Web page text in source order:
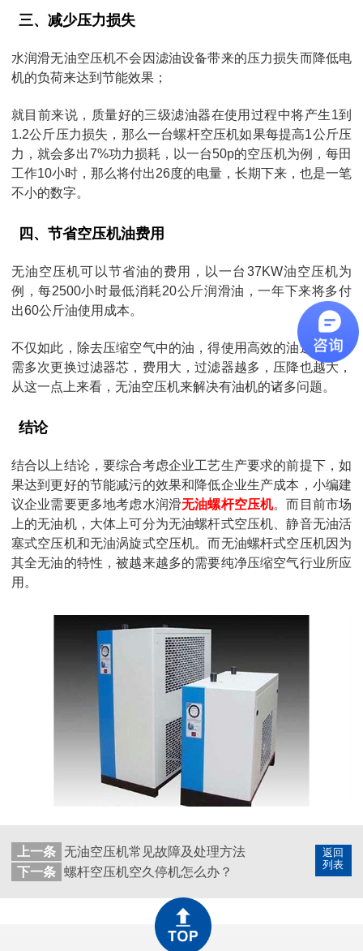
三、减少压力损失
水润滑无油空压机不会因滤油设备带来的压力损失而降低电
机的负荷来达到节能效果；
就目前来说，质量好的三级滤油器在使用过程中将产生1到
1.2公斤压力损失，那么一台螺杆空压机如果每提高1公斤压
力，就会多出7%功力损耗，以一台50p的空压机为例，每田
工作10小时，那么将付出26度的电量，长期下来，也是一笔
不小的数字。
四、节省空压机油费用
无油空压机可以节省油的费用，以一台37KW油空压机为
例，每2500小时最低消耗20公斤润滑油，一年下来将多付
出60公斤油使用成本。
不仅如此，除去压缩空气中的油，得使用高效的油过滤器，
需多次更换过滤器芯，费用大，过滤器越多，压降也越大，
从这一点上来看，无油空压机来解决有油机的诸多问题。
结论
结合以上结论，要综合考虑企业工艺生产要求的前提下，如
果达到更好的节能减污的效果和降低企业生产成本，小编建
议企业需要更多地考虑水润滑无油螺杆空压机。而目前市场
上的无油机，大体上可分为无油螺杆式空压机、静音无油活
塞式空压机和无油涡旋式空压机。而无油螺杆式空压机因为
其全无油的特性，被越来越多的需要纯净压缩空气行业所应
用。
返回
列表
上一条
无油空压机常见故障及处理方法
下一条 螺杆空压机空久停机怎么办？